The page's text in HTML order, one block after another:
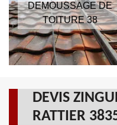
DEMOUSSAGE DE
TOITURE 38
DEVIS
RATTIER